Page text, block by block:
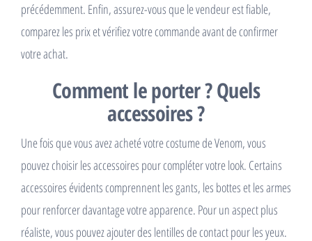
précédemment. Enfin, assurez-vous que le vendeur est fiable,
comparez les prix et vérifiez votre commande avant de confirmer
votre achat.
Comment le porter ? Quels
accessoires ?
Une fois que vous avez acheté votre costume de Venom, vous
pouvez choisir les accessoires pour compléter votre look. Certains
accessoires évidents comprennent les gants, les bottes et les armes
pour renforcer davantage votre apparence. Pour un aspect plus
réaliste, vous pouvez ajouter des lentilles de contact pour les yeux.